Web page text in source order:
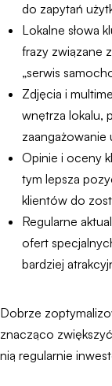
do zapytań
Lokalne słowa
frazy związane
„serwis
Zdjęcia i
wnętrza lokalu,
zaangażowanie
Opinie i oceny
tym lepsza
klientów do
Regularne
ofert
bardziej
Dobrze
znacząco
nią regularnie